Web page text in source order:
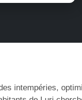
intempéries,